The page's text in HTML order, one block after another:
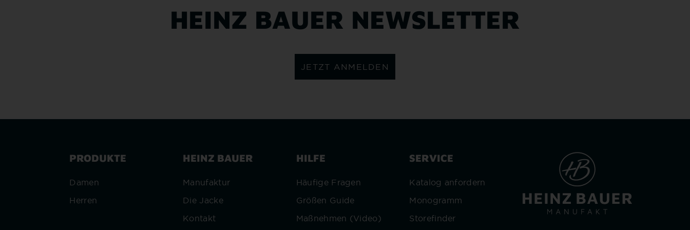
HEINZ BAUER NEWSLETTER
JETZT ANMELDEN
PRODUKTE
Damen
Herren
HEINZ BAUER
Manufaktur
Die Jacke
Kontakt
HILFE
Häufige Fragen
Größen Guide
Maßnehmen (Video)
SERVICE
Katalog anfordern
Monogramm
Storefinder